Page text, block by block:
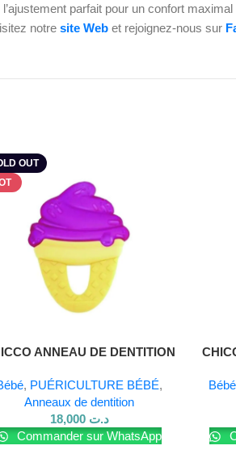
l’ajustement parfait pour un confort
notresite Web et rejoignez-nous sur
OUT
La SuiteANNEAU DE DENTITION
, PUÉRICULTURE BÉBÉ,
Anneaux de dentition
د.ت 18,000
Commander sur WhatsApp
Bébé